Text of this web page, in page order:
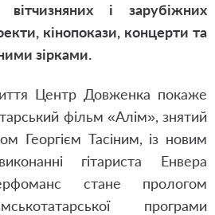
і зарубіжних
кінопокази, концерти та
зірками.
Центр Довженка покаже
фільм «Алім», знятий
Георгієм Тасіним, із новим
гітариста Енвера
стане прологом
програми